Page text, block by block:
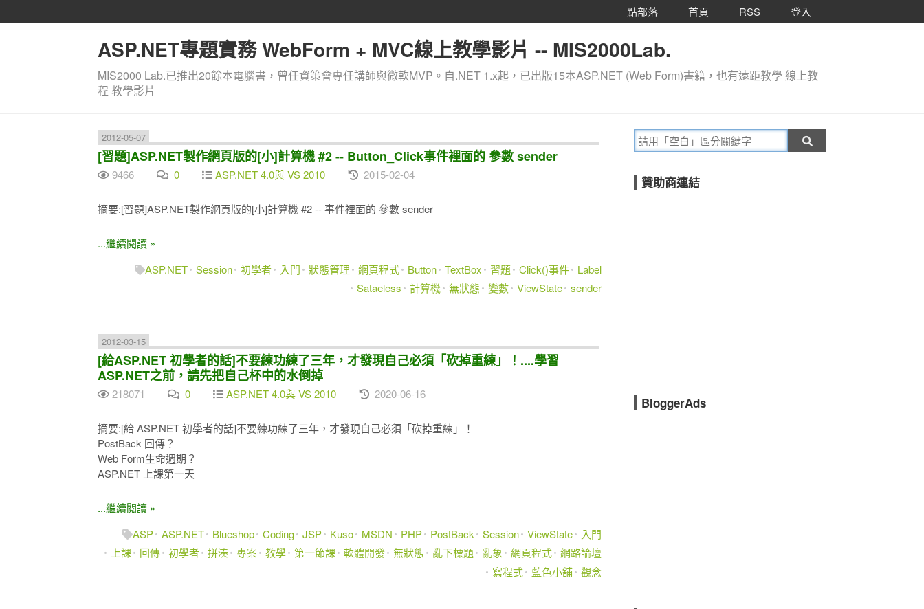
點部落 首頁 RSS 登入
ASP.NET專題實務 WebForm + MVC線上教學影片 -- MIS2000Lab.
MIS2000 Lab.已推出20餘本電腦書，曾任資策會專任講師與微軟MVP。自.NET 1.x起，已出版15本ASP.NET (Web Form)書籍，也有遠距教學 線上教
程 教學影片
2012-05-07
[習題]ASP.NET製作網頁版的[小]計算機 #2 -- Button_Click事件裡面的 參數 sender
9466 0 ASP.NET 4.0與 VS 2010 2015-02-04
摘要:[習題]ASP.NET製作網頁版的[小]計算機 #2 -- 事件裡面的 參數 sender
...繼續閱讀 »
ASP.NET Session 初學者 入門 狀態管理 網頁程式 Button TextBox 習題 Click()事件
Label
Sataeless
計算機 無狀態 變數 ViewState sender
2012-03-15
[給ASP.NET 初學者的話]不要練功練了三年，才發現自己必須「砍掉重練」！....學習
ASP.NET之前，請先把自己杯中的水倒掉
218071 0 ASP.NET 4.0與 VS 2010 2020-06-16
摘要:[給 ASP.NET 初學者的話]不要練功練了三年，才發現自己必須「砍掉重練」！
PostBack 回傳？
Web Form生命週期？
ASP.NET 上課第一天
...繼續閱讀 »
ASP ASP.NET Blueshop Coding JSP Kuso MSDN PHP PostBack Session ViewState
入門
上課
回傳 初學者 拼湊 專案 教學 第一節課 軟體開發 無狀態 亂下標題 亂象 網頁程式 網路論壇
寫程式 藍色小舖 觀念
贊助商連結
BloggerAds